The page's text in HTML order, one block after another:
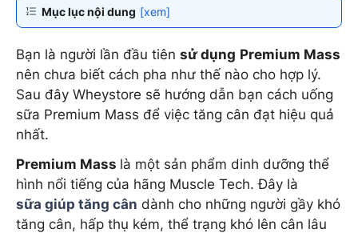
Mục lục nội dung [xem]
Bạn là người lần đầu tiên sử dụng Premium Mass
nên chưa biết cách pha như thế nào cho hợp lý.
Sau đây Wheystore sẽ hướng dẫn bạn cách uống
sữa Premium Mass để việc tăng cân đạt hiệu quả
nhất.
Premium Mass là một sản phẩm dinh dưỡng thể
hình nổi tiếng của hãng Muscle Tech. Đây là
sữa giúp tăng cân dành cho những người gầy khó
tăng cân, hấp thụ kém, thể trạng khó lên cân lâu